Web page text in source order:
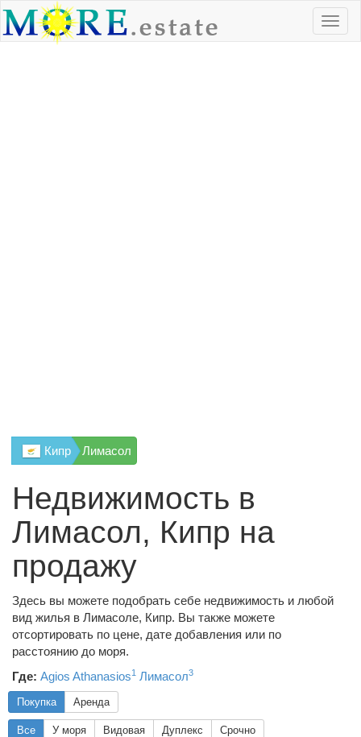
Кипр Лимасол
Недвижимость в
Лимасол, Кипр на
продажу
Здесь вы можете подобрать себе недвижимость и любой
вид жилья в Лимасоле, Кипр. Вы также можете
отсортировать по цене, дате добавления или по
расстоянию до моря.
Где: Agios Athanasios1 Лимасол3
Покупка Аренда
Все У моря Видовая Дуплекс Срочно